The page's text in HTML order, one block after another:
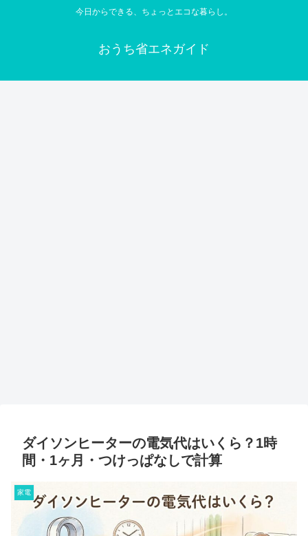
今日からできる、ちょっとエコな暮らし。
おうち省エネガイド
ダイソンヒーターの電気代はいくら？1時
間・1ヶ月・つけっぱなしで計算
家電